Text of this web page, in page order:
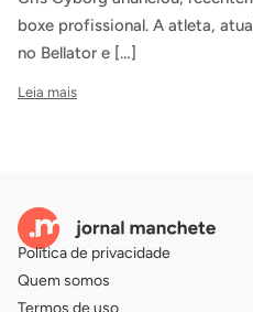
boxe profissional. A atleta,
no Bellator e […]
Leia mais
Política de privacidade
Quem somos